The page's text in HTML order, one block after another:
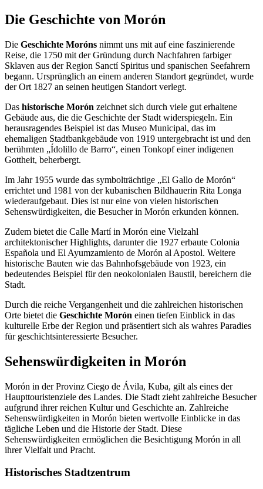
Die Geschichte von Morón
Die Geschichte Moróns nimmt uns mit auf eine faszinierende
Reise, die 1750 mit der Gründung durch Nachfahren farbiger
Sklaven aus der Region Sanctí Spiritus und spanischen Seefahrern
begann. Ursprünglich an einem anderen Standort gegründet, wurde
der Ort 1827 an seinen heutigen Standort verlegt.
Das historische Morón zeichnet sich durch viele gut erhaltene
Gebäude aus, die die Geschichte der Stadt widerspiegeln. Ein
herausragendes Beispiel ist das Museo Municipal, das im
ehemaligen Stadtbankgebäude von 1919 untergebracht ist und den
berühmten „Ídolillo de Barro“, einen Tonkopf einer indigenen
Gottheit, beherbergt.
Im Jahr 1955 wurde das symbolträchtige „El Gallo de Morón“
errichtet und 1981 von der kubanischen Bildhauerin Rita Longa
wiederaufgebaut. Dies ist nur eine von vielen historischen
Sehenswürdigkeiten, die Besucher in Morón erkunden können.
Zudem bietet die Calle Martí in Morón eine Vielzahl
architektonischer Highlights, darunter die 1927 erbaute Colonia
Española und El Ayumzamiento de Morón al Apostol. Weitere
historische Bauten wie das Bahnhofsgebäude von 1923, ein
bedeutendes Beispiel für den neokolonialen Baustil, bereichern die
Stadt.
Durch die reiche Vergangenheit und die zahlreichen historischen
Orte bietet die Geschichte Morón einen tiefen Einblick in das
kulturelle Erbe der Region und präsentiert sich als wahres Paradies
für geschichtsinteressierte Besucher.
Sehenswürdigkeiten in Morón
Morón in der Provinz Ciego de Ávila, Kuba, gilt als eines der
Haupttouristenziele des Landes. Die Stadt zieht zahlreiche Besucher
aufgrund ihrer reichen Kultur und Geschichte an. Zahlreiche
Sehenswürdigkeiten in Morón bieten wertvolle Einblicke in das
tägliche Leben und die Historie der Stadt. Diese
Sehenswürdigkeiten ermöglichen die Besichtigung Morón in all
ihrer Vielfalt und Pracht.
Historisches Stadtzentrum